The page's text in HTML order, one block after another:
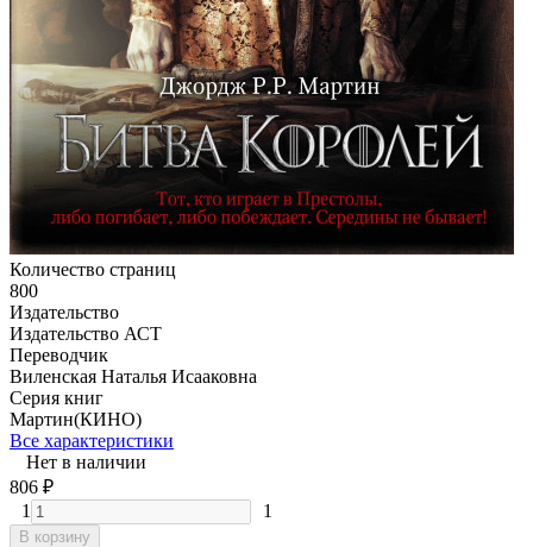
Количество страниц
800
Издательство
Издательство АСТ
Переводчик
Виленская Наталья Исааковна
Серия книг
Мартин(КИНО)
Все характеристики
Нет в наличии
806 ₽
1
1
В корзину